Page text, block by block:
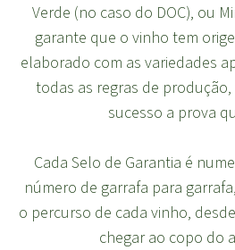
Verde (no caso do DOC), ou
garante que o vinho tem
elaborado com as variedades
todas as regras de
sucesso a prova
Cada Selo de Garantia é
número de garrafa para
o percurso de cada vinho,
chegar ao copo do